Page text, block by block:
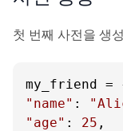
첫 번째 사전을 생
"name" :
"age" : 25